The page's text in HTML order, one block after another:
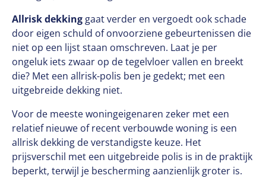
Allrisk dekking gaat verder en vergoedt ook schade
door eigen schuld of onvoorziene gebeurtenissen die
niet op een lijst staan omschreven. Laat je per
ongeluk iets zwaar op de tegelvloer vallen en breekt
die? Met een allrisk-polis ben je gedekt; met een
uitgebreide dekking niet.
Voor de meeste woningeigenaren zeker met een
relatief nieuwe of recent verbouwde woning is een
allrisk dekking de verstandigste keuze. Het
prijsverschil met een uitgebreide polis is in de praktijk
beperkt, terwijl je bescherming aanzienlijk groter is.